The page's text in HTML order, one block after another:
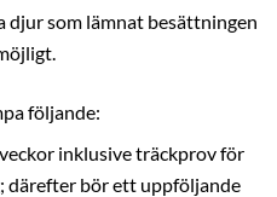
djur som lämnat besättningen
följande:
inklusive träckprov för
därefter bör ett uppföljande